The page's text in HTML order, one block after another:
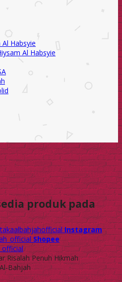
Habsyie
Al Habsyie
produk pada
Instagram
Shopee
Risalah Penuh Hikmah
Bahjah